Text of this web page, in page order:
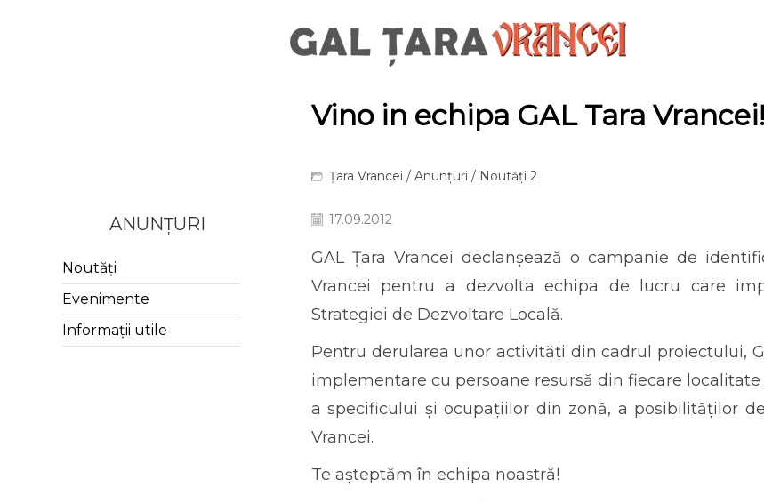
Vino in echipa GAL Tara
Țara Vrancei / Anunțuri / Noutăți 2
17.09.2012
GAL Țara Vrancei declanșează o campanie de
Vrancei pentru a dezvolta echipa de lucru care
Strategiei de Dezvoltare Locală.
Pentru derularea unor activități din cadrul proiectului,
implementare cu persoane resursă din fiecare
a specificului și ocupațiilor din zonă, a posibilităților
Vrancei.
Te așteptăm în echipa noastră!
ANUNȚURI
Noutăți
Evenimente
Informații utile